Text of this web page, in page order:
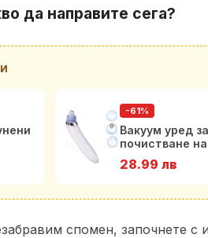
да направите сега?
-61%
Вакуум уред за
почистване
28.99 лв
спомен, започнете с